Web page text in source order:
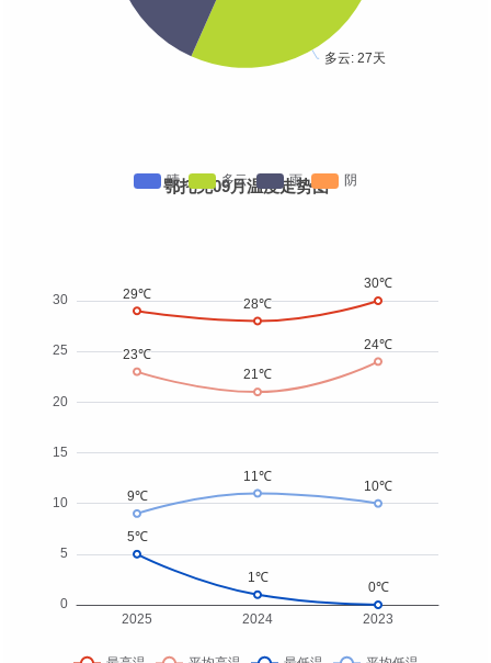
鄂托克09月温度走势图